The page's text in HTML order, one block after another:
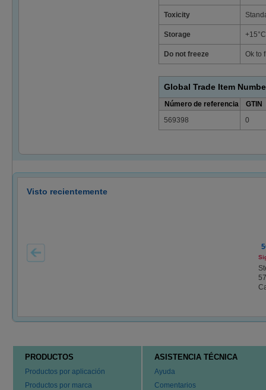
Toxicity
Storage
Do not freeze Ok to
Global Trade Item
Número de referencia
GTIN
569398
0
Visto recientemente
PRODUCTOS
Productos por aplicación
Productos por marca
ASISTENCIA TÉCNICA
Ayuda
Comentarios